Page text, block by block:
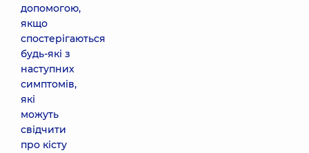
допомогою,
якщо
спостерігаються
будь-які з
наступних
симптомів,
які
можуть
свідчити
про кісту